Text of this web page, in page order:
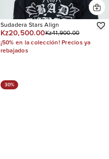
Sudadera Stars Align
Kz20,500.00Kz41,900.00
¡50% en la colección! Precios ya
rebajados
30%